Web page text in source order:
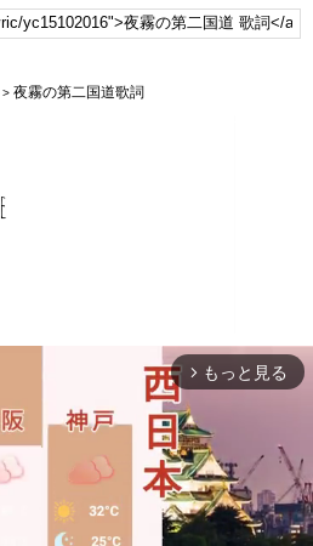
夜霧の第二国道歌詞
arrow_forward_ios もっと見る